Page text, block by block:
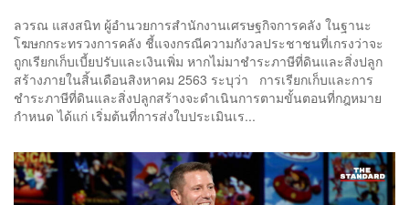
ลวรณ แสงสนิท ผู้อำนวยการสำนักงานเศรษฐกิจการคลัง ในฐานะ
โฆษกกระทรวงการคลัง ชี้แจงกรณีความกังวลประชาชนที่เกรงว่าจะ
ถูกเรียกเก็บเบี้ยปรับและเงินเพิ่ม หากไม่มาชำระภาษีที่ดินและสิ่งปลูก
สร้างภายในสิ้นเดือนสิงหาคม 2563 ระบุว่า การเรียกเก็บและการ
ชำระภาษีที่ดินและสิ่งปลูกสร้างจะดำเนินการตามขั้นตอนที่กฎหมาย
กำหนด ได้แก่ เริ่มต้นที่การส่งใบประเมินเร...